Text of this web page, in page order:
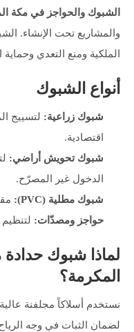
الشبوك والحواجز في مكة
والمشاريع تحت الإنشاء.
الملكية ومنع التعدي وحماية
أنواع الشبوك
شبوك زراعية: لتسييج
اقتصادية.
شبوك تحويش أراضي:
الدخول غير المصرّح.
شبوك مطلية (PVC):
حواجز ومصدّات:
لماذا شبوك
المكرمة؟
نستخدم أسلاكاً مجلفنة
لضمان الثبات في وجه